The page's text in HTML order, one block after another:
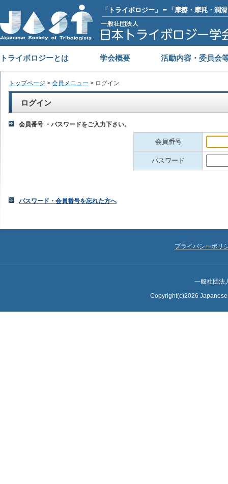
「トライボロジー」＝「摩擦・摩耗・潤
トライボロジーとは 学会概要 活動内容・委員会
トップページ > 会員メニュー > ログイン
ログイン
会員番号 ・パスワードをご入力下さい。
会員番号
パスワード
パスワード・会員番号を忘れた方へ
プライバシーポリ
一般社団法
Copyright(c)2026